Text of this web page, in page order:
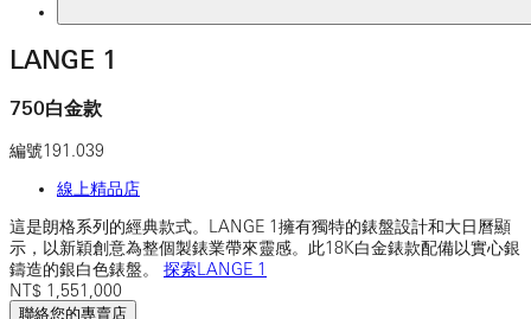
LANGE 1
750白金款
編號191.039
線上精品店
這是朗格系列的經典款式。LANGE 1擁有獨特的錶盤設計和大日曆顯
示，以新穎創意為整個製錶業帶來靈感。此18K白金錶款配備以實心銀
鑄造的銀白色錶盤。 探索LANGE 1
NT$ 1,551,000
聯絡您的專賣店